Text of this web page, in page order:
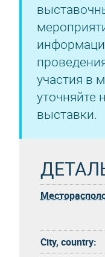
участия в
уточняйте
выставки.
City, country: